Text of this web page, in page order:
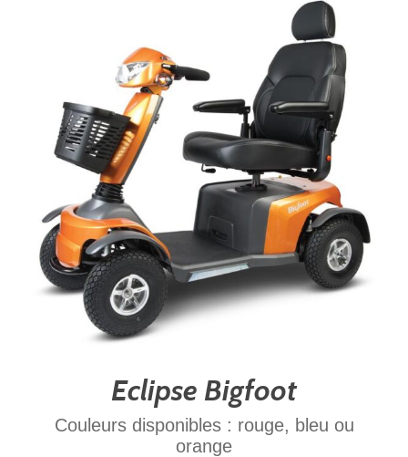
Eclipse Bigfoot
Couleurs disponibles : rouge, bleu ou
orange